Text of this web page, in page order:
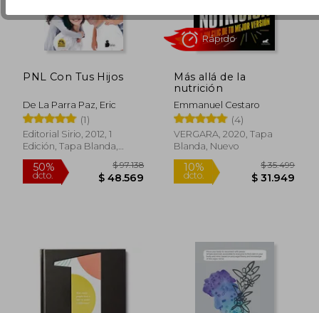
4% $ 30.499
Rápido
50% $
PNL Con Tus Hijos
De La Parra Paz, Eric
(1)
Editorial Sirio, 2012, 1
Edición, Tapa Blanda,
Nuevo
Más allá de la
nutrición
Emmanuel Cestaro
(4)
VERGARA, 2020, Tapa
Blanda, Nuevo